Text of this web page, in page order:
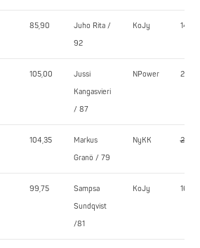
85,90
Juho Rita /
92
KoJy 142,5
105,00
Jussi
Kangasvieri
/ 87
NPower 225,0
104,35
Markus
Granö / 79
NyKK 202,5
99,75
Sampsa
Sundqvist
/81
KoJy 167,5